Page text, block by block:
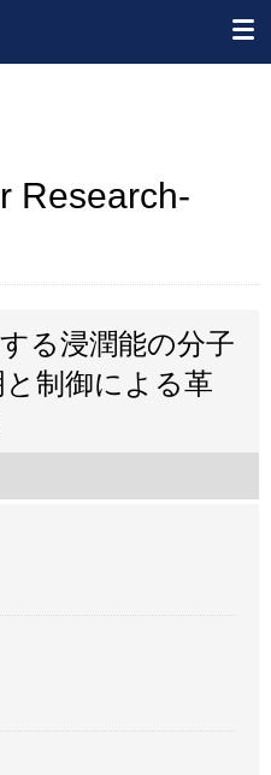
Research-
る浸潤能の分子
制御による革